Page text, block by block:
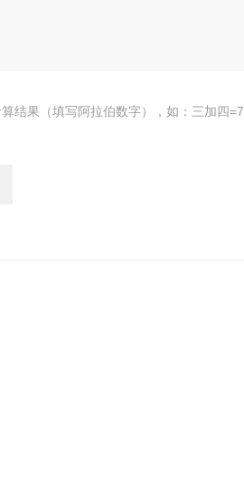
结果（填写阿拉伯数字），如：三加四=7